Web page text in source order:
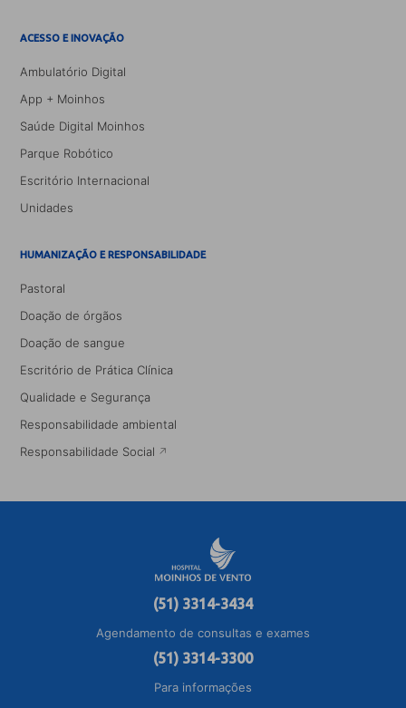
ACESSO E INOVAÇÃO
Ambulatório Digital
App + Moinhos
Saúde Digital Moinhos
Parque Robótico
Escritório Internacional
Unidades
HUMANIZAÇÃO E RESPONSABILIDADE
Pastoral
Doação de órgãos
Doação de sangue
Escritório de Prática Clínica
Qualidade e Segurança
Responsabilidade ambiental
Responsabilidade Social
(51) 3314-3434
Agendamento de consultas e exames
(51) 3314-3300
Para informações